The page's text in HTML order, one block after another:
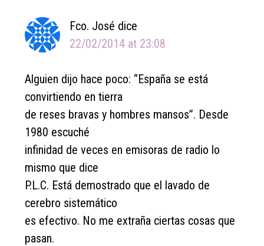
Fco. José dice
22/02/2014 at 23:08
Alguien dijo hace poco: “España se está
convirtiendo en tierra
de reses bravas y hombres mansos”. Desde
1980 escuché
infinidad de veces en emisoras de radio lo
mismo que dice
P.L.C. Está demostrado que el lavado de
cerebro sistemático
es efectivo. No me extraña ciertas cosas que
pasan.